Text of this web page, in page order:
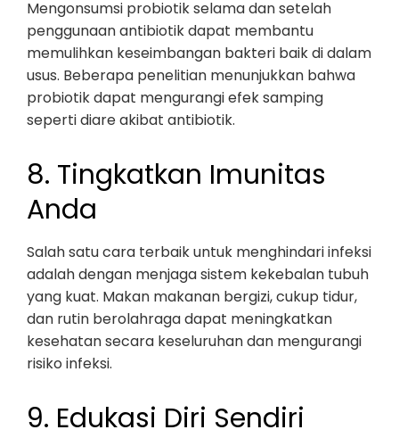
Mengonsumsi probiotik selama dan setelah
penggunaan antibiotik dapat membantu
memulihkan keseimbangan bakteri baik di dalam
usus. Beberapa penelitian menunjukkan bahwa
probiotik dapat mengurangi efek samping
seperti diare akibat antibiotik.
8. Tingkatkan Imunitas
Anda
Salah satu cara terbaik untuk menghindari infeksi
adalah dengan menjaga sistem kekebalan tubuh
yang kuat. Makan makanan bergizi, cukup tidur,
dan rutin berolahraga dapat meningkatkan
kesehatan secara keseluruhan dan mengurangi
risiko infeksi.
9. Edukasi Diri Sendiri